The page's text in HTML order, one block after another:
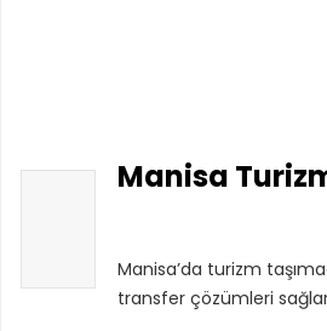
Manisa
Manisa’da turizm
transfer çözümleri